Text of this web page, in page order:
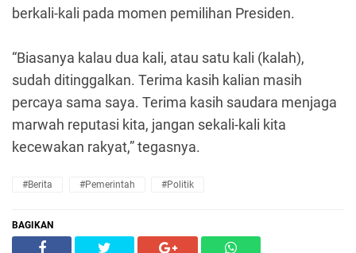
berkali-kali pada momen pemilihan Presiden.
“Biasanya kalau dua kali, atau satu kali (kalah),
sudah ditinggalkan. Terima kasih kalian masih
percaya sama saya. Terima kasih saudara menjaga
marwah reputasi kita, jangan sekali-kali kita
kecewakan rakyat,” tegasnya.
#Berita #pemerintah #Politik
BAGIKAN